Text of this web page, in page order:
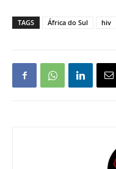
TAGS África do Sul hiv